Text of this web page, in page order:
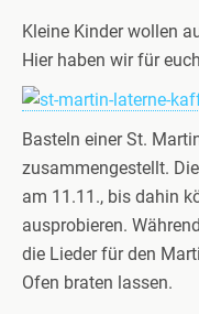
Kleine Kinder wollen
Hier haben wir für
Basteln einer St.
zusammengestellt.
am 11.11., bis dahin
ausprobieren.
die Lieder für den
Ofen braten lassen.